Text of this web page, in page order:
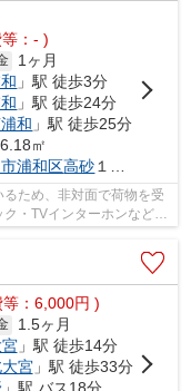
：- )
1ヶ月
」駅 徒歩3分
」駅 徒歩24分
和 」駅 徒歩25分
㎡
浦和区高砂１丁目１０－８
ため、非対面で荷物を受
・TVインターホンなど充
：6,000円 )
1.5ヶ月
」駅 徒歩14分
宮」駅 徒歩33分